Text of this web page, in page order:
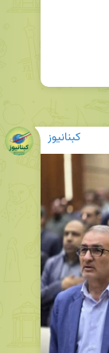
کبنانیوز